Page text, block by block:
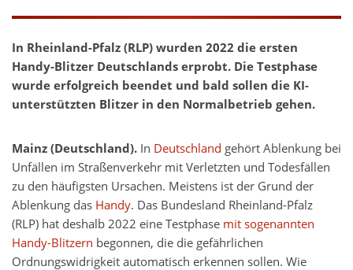
In Rheinland-Pfalz (RLP) wurden 2022 die ersten
Handy-Blitzer Deutschlands erprobt. Die Testphase
wurde erfolgreich beendet und bald sollen die KI-
unterstützten Blitzer in den Normalbetrieb gehen.
Mainz (Deutschland). In Deutschland gehört Ablenkung bei
Unfällen im Straßenverkehr mit Verletzten und Todesfällen
zu den häufigsten Ursachen. Meistens ist der Grund der
Ablenkung das Handy. Das Bundesland Rheinland-Pfalz
(RLP) hat deshalb 2022 eine Testphase mit sogenannten
Handy-Blitzern begonnen, die die gefährlichen
Ordnungswidrigkeit automatisch erkennen sollen. Wie